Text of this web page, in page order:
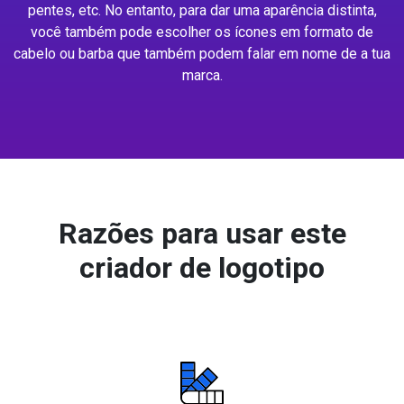
pentes, etc. No entanto, para dar uma aparência distinta,
você também pode escolher os ícones em formato de
cabelo ou barba que também podem falar em nome de a tua
marca.
Razões para usar este
criador de logotipo